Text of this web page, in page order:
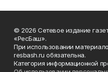
© 2026 Сетевое издание
«РесБаш».
При использовании
resbash.ru обязательна.
Категория информационной